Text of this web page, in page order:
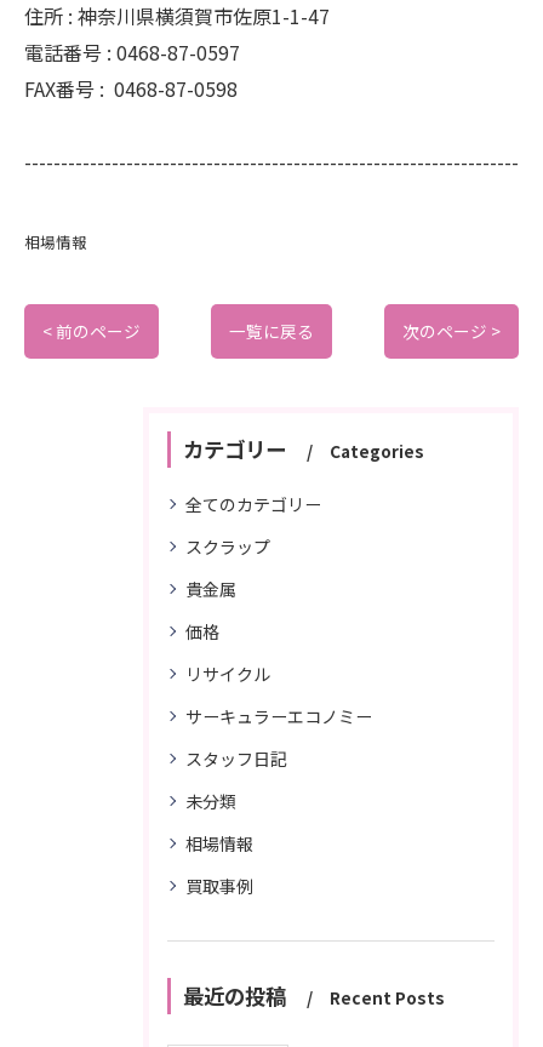
住所 : 神奈川県横須賀市佐原1-1-47
電話番号 : 0468-87-0597
FAX番号 : 0468-87-0598
--------------------------------------------------------------------
相場情報
< 前のページ 一覧に戻る 次のページ >
カテゴリー Categories
全てのカテゴリー
スクラップ
貴金属
価格
リサイクル
サーキュラーエコノミー
スタッフ日記
未分類
相場情報
買取事例
最近の投稿 Recent Posts